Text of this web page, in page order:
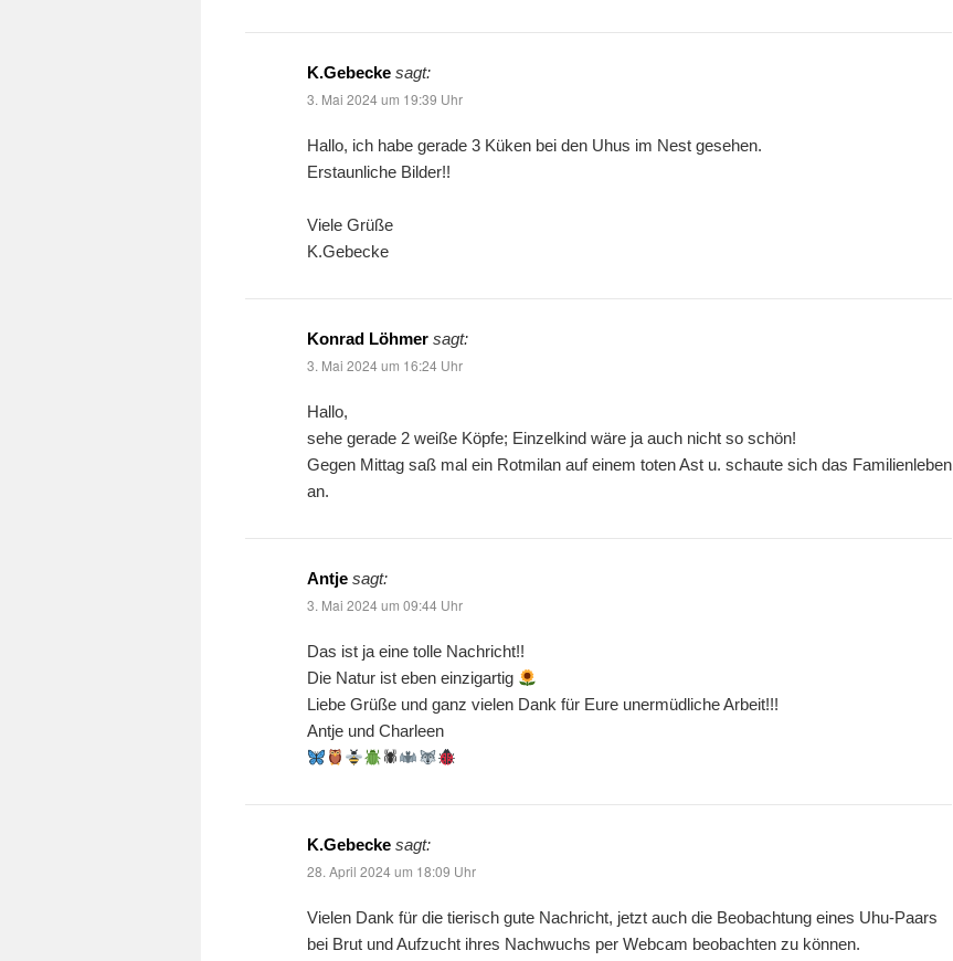
K.Gebecke sagt:
3. Mai 2024 um 19:39 Uhr
Hallo, ich habe gerade 3 Küken bei den Uhus im Nest gesehen.
Erstaunliche Bilder!!
Viele Grüße
K.Gebecke
Konrad Löhmer sagt:
3. Mai 2024 um 16:24 Uhr
Hallo,
sehe gerade 2 weiße Köpfe; Einzelkind wäre ja auch nicht so schön!
Gegen Mittag saß mal ein Rotmilan auf einem toten Ast u. schaute sich das Familienleben
an.
Antje sagt:
3. Mai 2024 um 09:44 Uhr
Das ist ja eine tolle Nachricht!!
Die Natur ist eben einzigartig
Liebe Grüße und ganz vielen Dank für Eure unermüdliche Arbeit!!!
Antje und Charleen
🕷
K.Gebecke sagt:
28. April 2024 um 18:09 Uhr
Vielen Dank für die tierisch gute Nachricht, jetzt auch die Beobachtung eines Uhu-Paars
bei Brut und Aufzucht ihres Nachwuchs per Webcam beobachten zu können.